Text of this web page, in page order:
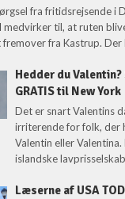
fra fritidsrejsende i
til, at ruten
fra Kastrup. Der
Hedder du
GRATIS til New York
Det er snart Valentins
irriterende for folk, der
Valentin eller
islandske
Læserne af USA